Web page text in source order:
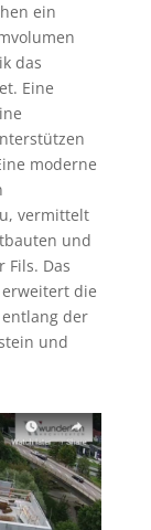
ein
das
Eine
moderne
vermittelt
und
Das
die
der
und